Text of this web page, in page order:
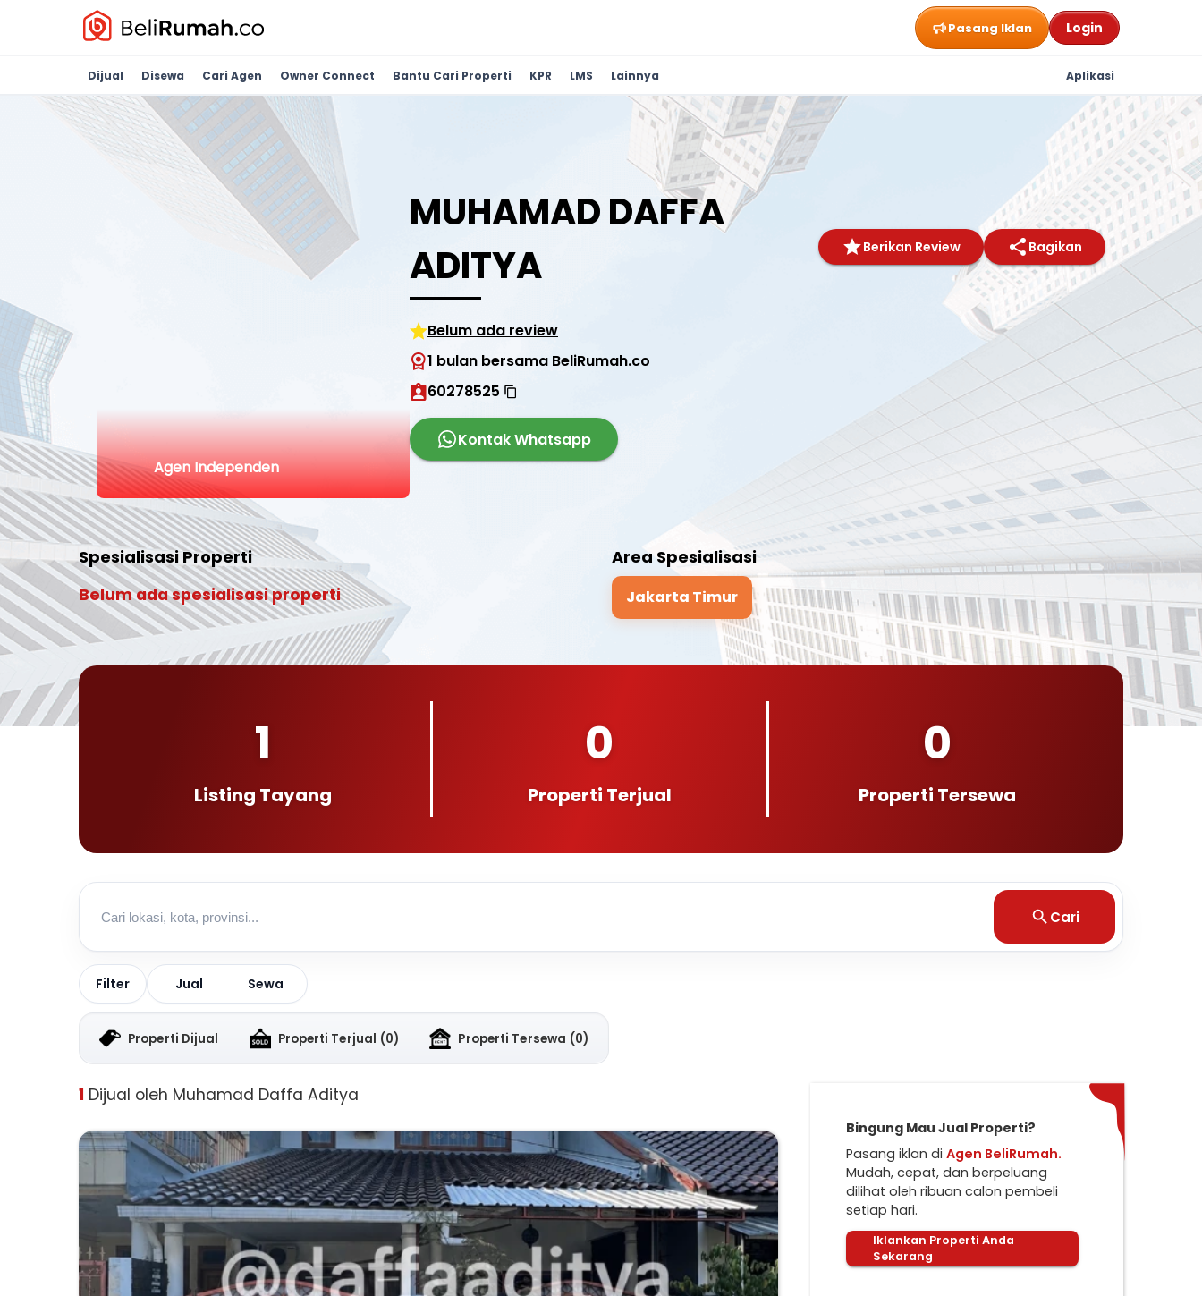
Pasang Iklan Login
Dijual Disewa Cari Agen Owner Connect Bantu Cari Properti KPR LMS Lainnya Aplikasi
Agen Independen
MUHAMAD DAFFA
ADITYA
Berikan Review Bagikan
Belum ada review
1 bulan bersama BeliRumah.co
60278525
Kontak Whatsapp
Spesialisasi Properti
Belum ada spesialisasi properti
Area Spesialisasi
Jakarta Timur
1
Listing Tayang
0
Properti Terjual
0
Properti Tersewa
Cari
Filter Jual Sewa
Properti Dijual Properti Terjual (0) Properti Tersewa (0)
1 Dijual oleh Muhamad Daffa Aditya
Bingung Mau Jual Properti?
Pasang iklan di Agen BeliRumah.
Mudah, cepat, dan berpeluang
dilihat oleh ribuan calon pembeli
setiap hari.
Iklankan Properti Anda
Sekarang